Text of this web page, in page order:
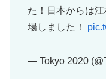
た！日本からは
場しました！
— Tokyo 2020